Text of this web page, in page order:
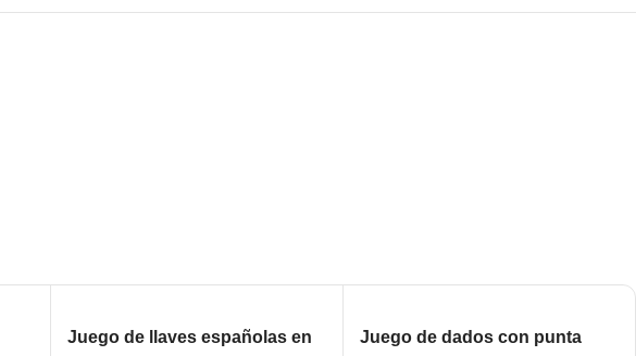
Juego de llaves españolas en
Juego de dados con punta